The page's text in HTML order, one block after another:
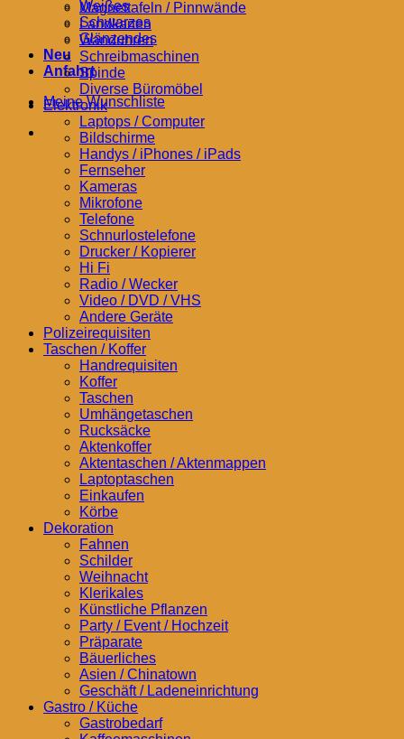
Weißes
Schwarzes
Glänzendes
Neu
Anfahrt
Meine Wunschliste
Magnettafeln / Pinnwände
Landkarten
Wanduhren
Schreibmaschinen
Spinde
Diverse Büromöbel
Elektronik
Laptops / Computer
Bildschirme
Handys / iPhones / iPads
Fernseher
Kameras
Mikrofone
Telefone
Schnurlostelefone
Drucker / Kopierer
Hi Fi
Radio / Wecker
Video / DVD / VHS
Andere Geräte
Polizeirequisiten
Taschen / Koffer
Handrequisiten
Koffer
Taschen
Umhängetaschen
Rucksäcke
Aktenkoffer
Aktentaschen / Aktenmappen
Laptoptaschen
Einkaufen
Körbe
Dekoration
Fahnen
Schilder
Weihnacht
Klerikales
Künstliche Pflanzen
Party / Event / Hochzeit
Präparate
Bäuerliches
Asien / Chinatown
Geschäft / Ladeneinrichtung
Gastro / Küche
Gastrobedarf